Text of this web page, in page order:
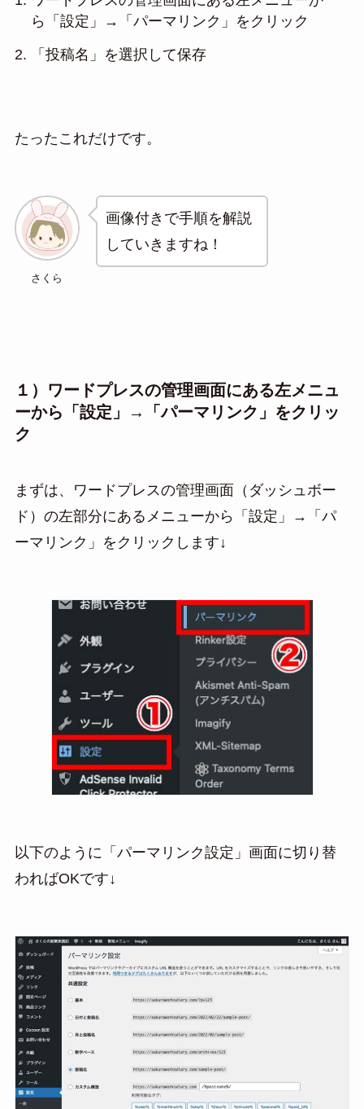
ら「設定」→「パーマリンク」をクリック
「投稿名」を選択して保存
たったこれだけです。
さくら
画像付きで手順を解説
していきますね！
１）ワードプレスの管理画面にある左メニュ
ーから「設定」→「パーマリンク」をクリッ
ク
まずは、ワードプレスの管理画面（ダッシュボー
ド）の左部分にあるメニューから「設定」→「パ
ーマリンク」をクリックします↓
以下のように「パーマリンク設定」画面に切り替
わればOKです↓